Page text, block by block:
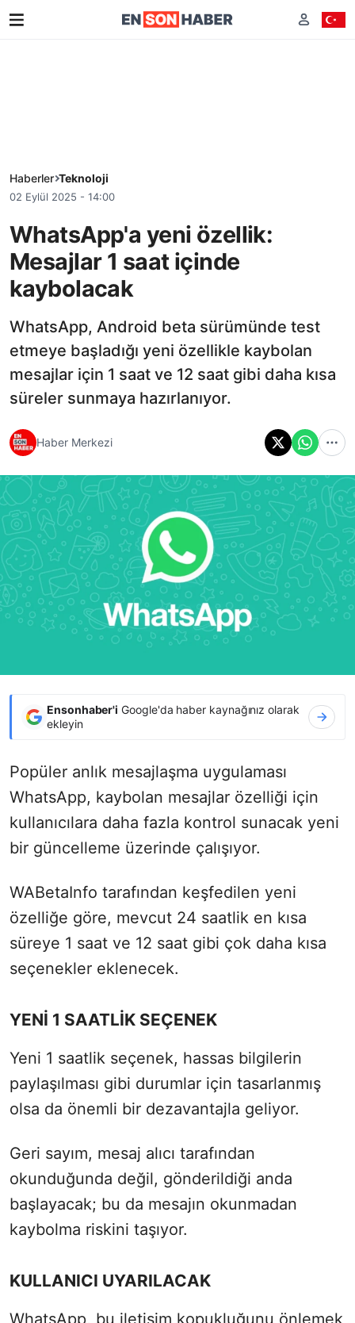
Haberler Teknoloji
02 Eylül 2025 - 14:00
WhatsApp'a yeni özellik:
Mesajlar 1 saat içinde
kaybolacak
WhatsApp, Android beta sürümünde test
etmeye başladığı yeni özellikle kaybolan
mesajlar için 1 saat ve 12 saat gibi daha kısa
süreler sunmaya hazırlanıyor.
Haber Merkezi
Ensonhaber'i Google'da haber kaynağınız olarak
ekleyin
Popüler anlık mesajlaşma uygulaması
WhatsApp, kaybolan mesajlar özelliği için
kullanıcılara daha fazla kontrol sunacak yeni
bir güncelleme üzerinde çalışıyor.
WABetaInfo tarafından keşfedilen yeni
özelliğe göre, mevcut 24 saatlik en kısa
süreye 1 saat ve 12 saat gibi çok daha kısa
seçenekler eklenecek.
YENİ 1 SAATLİK SEÇENEK
Yeni 1 saatlik seçenek, hassas bilgilerin
paylaşılması gibi durumlar için tasarlanmış
olsa da önemli bir dezavantajla geliyor.
Geri sayım, mesaj alıcı tarafından
okunduğunda değil, gönderildiği anda
başlayacak; bu da mesajın okunmadan
kaybolma riskini taşıyor.
KULLANICI UYARILACAK
WhatsApp, bu iletişim kopukluğunu önlemek